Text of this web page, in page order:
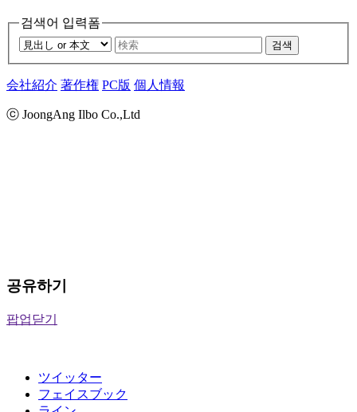
검색어 입력폼
검색
会社紹介 著作権 PC版 個人情報
ⓒ JoongAng Ilbo Co.,Ltd
공유하기
팝업닫기
ツイッター
フェイスブック